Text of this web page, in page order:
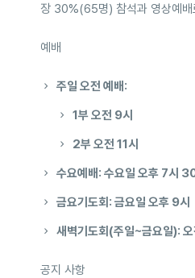
장 30%(65명) 참석과 영상예배
예배
주일 오전 예배:
1부 오전 9시
2부 오전 11시
수요예배: 수요일 오후 7시
금요기도회: 금요일 오후 9시
새벽기도회(주일~금요일):
공지 사항